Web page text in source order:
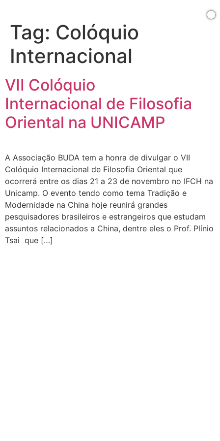
Tag: Colóquio
Internacional
VII Colóquio
Internacional de Filosofia
Oriental na UNICAMP
A Associação BUDA tem a honra de divulgar o VII
Colóquio Internacional de Filosofia Oriental que
ocorrerá entre os dias 21 a 23 de novembro no IFCH na
Unicamp. O evento tendo como tema Tradição e
Modernidade na China hoje reunirá grandes
pesquisadores brasileiros e estrangeiros que estudam
assuntos relacionados a China, dentre eles o Prof. Plínio
Tsai que […]